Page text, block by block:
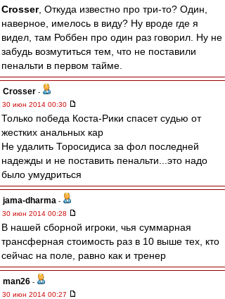
Crosser, Откуда известно про три-то? Один,
наверное, имелось в виду? Ну вроде где я
видел, там Роббен про один раз говорил. Ну не
забудь возмутиться тем, что не поставили
пенальти в первом тайме.
Crosser -
30 июн 2014 00:30
Только победа Коста-Рики спасет судью от
жестких анальных кар
Не удалить Торосидиса за фол последней
надежды и не поставить пенальти...это надо
было умудриться
jama-dharma -
30 июн 2014 00:28
В нашей сборной игроки, чья суммарная
трансферная стоимость раз в 10 выше тех, кто
сейчас на поле, равно как и тренер
man26 -
30 июн 2014 00:27